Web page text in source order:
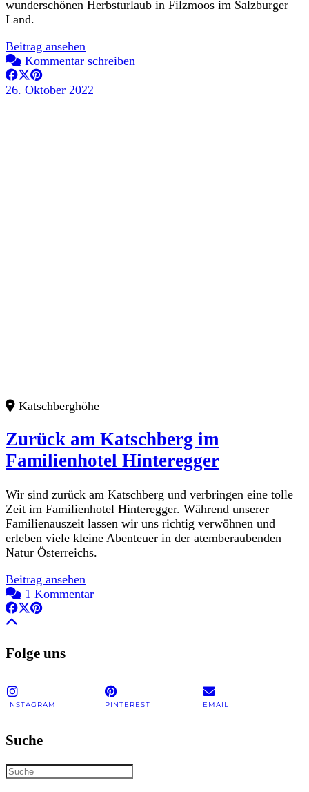
wunderschönen Herbsturlaub in Filzmoos im Salzburger
Land.
Beitrag ansehen
Kommentar schreiben
26. Oktober 2022
Katschberghöhe
Zurück am Katschberg im
Familienhotel Hinteregger
Wir sind zurück am Katschberg und verbringen eine tolle
Zeit im Familienhotel Hinteregger. Während unserer
Familienauszeit lassen wir uns richtig verwöhnen und
erleben viele kleine Abenteuer in der atemberaubenden
Natur Österreichs.
Beitrag ansehen
1 Kommentar
Folge uns
INSTAGRAM PINTEREST EMAIL
Suche